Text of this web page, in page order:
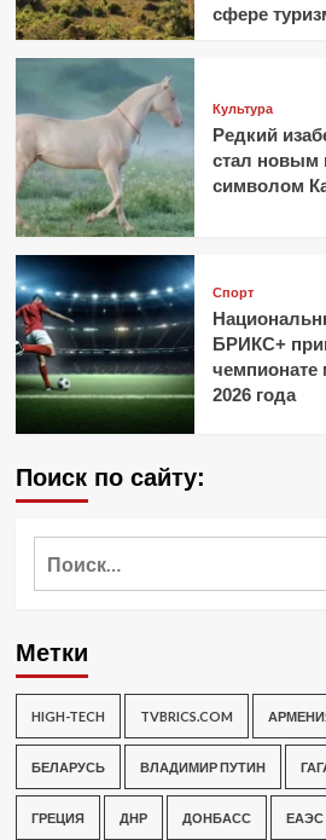
сфере
Культура
Редкий
стал новым
символом
Спорт
БРИКС+
чемпионате
2026 года
Поиск по сайту:
Метки
HIGH-TECH TVBRICS.COM
БЕЛАРУСЬ ВЛАДИМИР ПУТИН
ГРЕЦИЯ ДНР ДОНБАСС ЕАЭС